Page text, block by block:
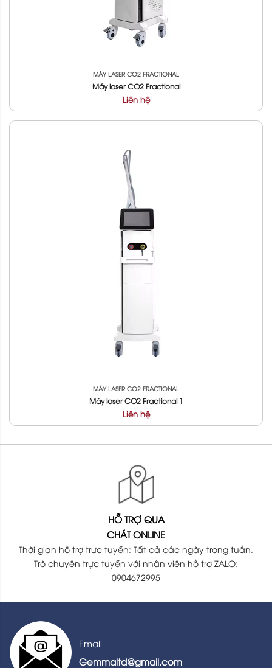
MÁY LASER CO2 FRACTIONAL
Máy laser CO2 Fractional
Liên hệ
MÁY LASER CO2 FRACTIONAL
Máy laser CO2 Fractional 1
Liên hệ
HỖ TRỢ QUA
CHÁT ONLINE
Thời gian hỗ trợ trực tuyến: Tất cả các ngày trong tuần.
Trò chuyện trực tuyến với nhân viên hỗ trợ ZALO:
0904672995
Email
Gemmaltd@gmail.com